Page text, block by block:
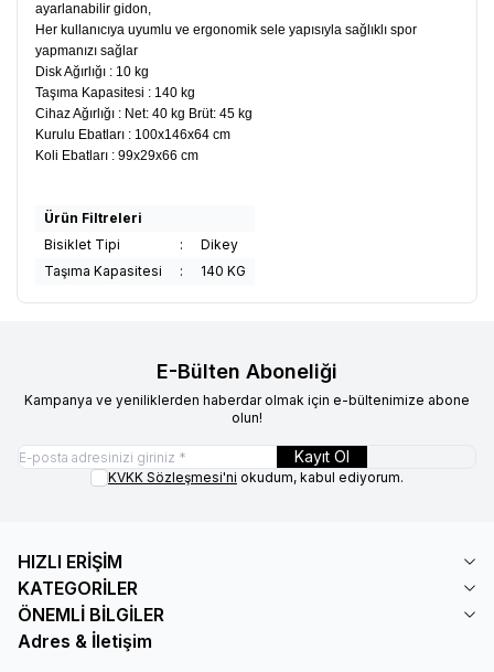
ayarlanabilir gidon,
Her kullanıcıya uyumlu ve ergonomik sele yapısıyla sağlıklı spor
yapmanızı sağlar
Disk Ağırlığı : 10 kg
Taşıma Kapasitesi : 140 kg
Cihaz Ağırlığı : Net: 40 kg Brüt: 45 kg
Kurulu Ebatları : 100x146x64 cm
Koli Ebatları : 99x29x66 cm
Ürün Filtreleri
Bisiklet Tipi
:
Dikey
Taşıma Kapasitesi
: 140 KG
E-Bülten Aboneliği
Kampanya ve yeniliklerden haberdar olmak için e-bültenimize abone
olun!
Kayıt Ol
KVKK Sözleşmesi'ni okudum, kabul ediyorum.
HIZLI ERİŞİM
KATEGORİLER
ÖNEMLİ BİLGİLER
Adres & İletişim